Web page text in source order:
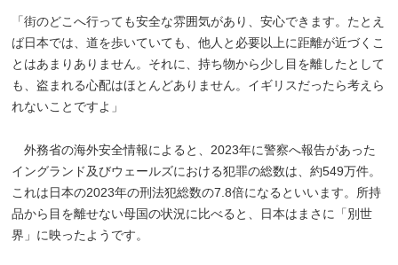
「街のどこへ行っても安全な雰囲気があり、安心できます。たとえ
ば日本では、道を歩いていても、他人と必要以上に距離が近づくこ
とはあまりありません。それに、持ち物から少し目を離したとして
も、盗まれる心配はほとんどありません。イギリスだったら考えら
れないことですよ」
外務省の海外安全情報によると、2023年に警察へ報告があった
イングランド及びウェールズにおける犯罪の総数は、約549万件。
これは日本の2023年の刑法犯総数の7.8倍になるといいます。所持
品から目を離せない母国の状況に比べると、日本はまさに「別世
界」に映ったようです。